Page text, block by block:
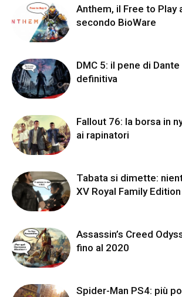
Anthem, il Free to Play
secondo BioWare
DMC 5: il pene di Dante
definitiva
Fallout 76: la borsa in
ai rapinatori
Tabata si dimette:
XV Royal Family Edition
Assassin’s Creed
fino al 2020
Spider-Man PS4: più